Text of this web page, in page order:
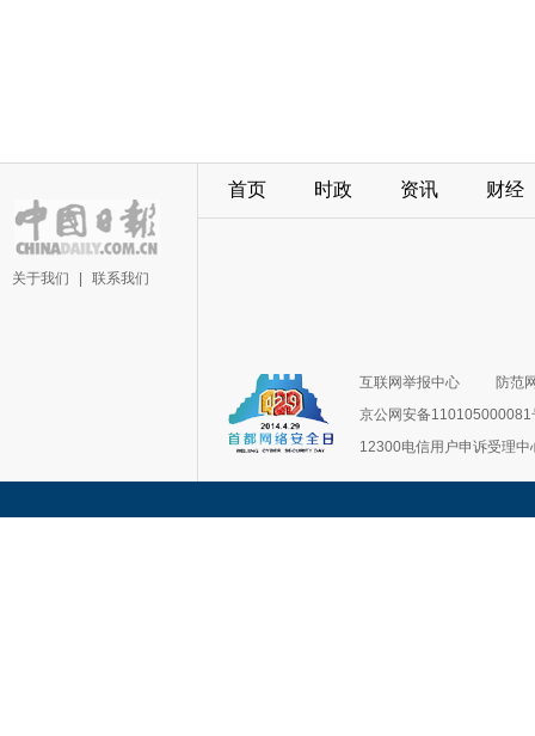
关于我们 联系我们
首页 时政 资讯 财经
互联网举报中心
防范
京公网安备110105000081
12300电信用户申诉受理中